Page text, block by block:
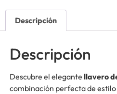
Descripción
Descripción
Descubre el elegante llavero
combinación perfecta de